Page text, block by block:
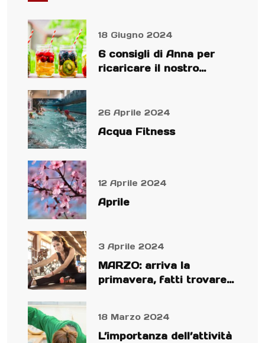
18 Giugno 2024
6 consigli di Anna per
ricaricare il nostro
26 Aprile 2024
Acqua Fitness
12 Aprile 2024
Aprile
3 Aprile 2024
MARZO: arriva la
primavera, fatti trovare
18 Marzo 2024
L’importanza dell’attività